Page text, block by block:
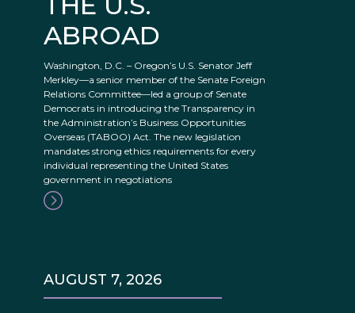
ABROAD
Washington, D.C. – Oregon’s U.S. Senator Jeff
Merkley—a senior member of the Senate Foreign
Relations Committee—led a group of Senate
Democrats in introducing the Transparency in
the Administration’s Business Opportunities
Overseas (TABOO) Act. The new legislation
mandates strong ethics requirements for every
individual representing the United States
government in negotiations
AUGUST 7, 2026